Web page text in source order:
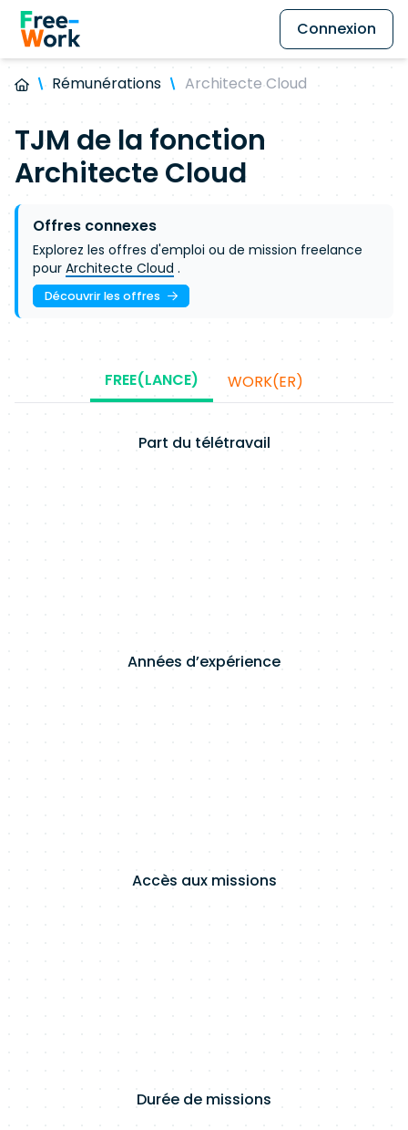
Connexion
Rémunérations Architecte Cloud
TJM de la fonction
Architecte Cloud
Offres connexes
Explorez les offres d'emploi ou de mission freelance
pour Architecte Cloud .
Découvrir les offres
FREE(LANCE) WORK(ER)
Part du télétravail
Années d’expérience
Accès aux missions
Durée de missions